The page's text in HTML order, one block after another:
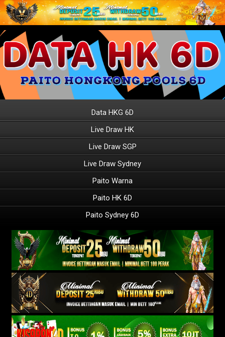
Data HKG 6D
Live Draw HK
Live Draw SGP
Live Draw Sydney
Paito Warna
Paito HK 6D
Paito Sydney 6D